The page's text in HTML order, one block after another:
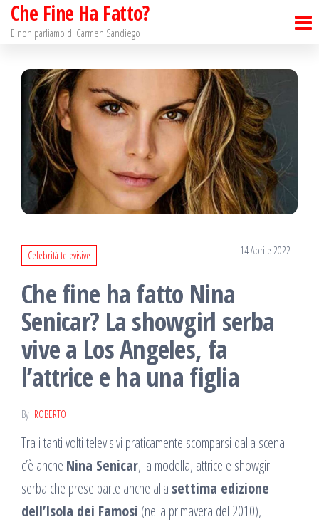
Salta
contenuto
Che Fine Ha Fatto?
E non parliamo di Carmen Sandiego
Celebrità televisive 14 Aprile 2022
Che fine ha fatto Nina
Senicar? La showgirl serba
vive a Los Angeles, fa
l’attrice e ha una figlia
By ROBERTO
Tra i tanti volti televisivi praticamente scomparsi dalla scena
c’è anche Nina Senicar, la modella, attrice e showgirl
serba che prese parte anche alla settima edizione
dell’Isola dei Famosi (nella primavera del 2010),